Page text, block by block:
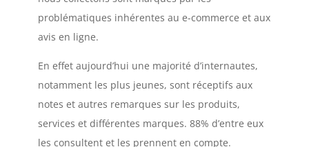
problématiques inhérentes au e-commerce et aux
avis en ligne.
En effet aujourd’hui une majorité d’internautes,
notamment les plus jeunes, sont réceptifs aux
notes et autres remarques sur les produits,
services et différentes marques. 88% d’entre eux
les consultent et les prennent en compte.